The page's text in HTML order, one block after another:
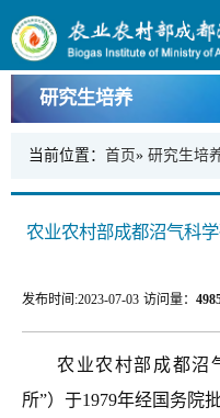
研究生培养
当前位置： 首页» 研究生培
农业农村部成都沼气科
发布时间:2023-07-03 访问量：
农业农村部成都沼
所”）于1979年经国务院